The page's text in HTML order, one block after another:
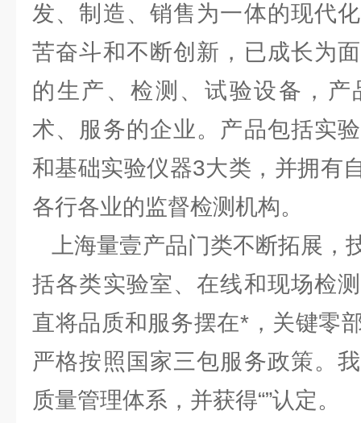
发、制造、销售为一体的现代
苦奋斗和不断创新，已成长为
的生产、检测、试验设备，
术、服务的企业。产品包括实
和基础实验仪器3大类，并拥有
各行各业的监督检测机构。
上海量壹产品门类不断拓展，
括各类实验室、在线和现场检
直将品质和服务摆在*，关键零
严格按照国家三包服务政策。
质量管理体系，并获得“”认定。